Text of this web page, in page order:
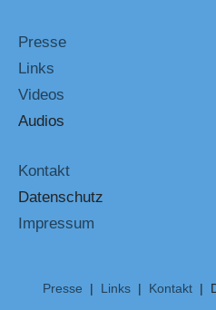
Presse
Links
Videos
Audios
Kontakt
Datenschutz
Impressum
Presse | Links| Kontakt|